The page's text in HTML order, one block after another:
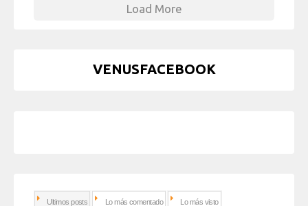
Load More
VENUSFACEBOOK
Ultimos posts Lo más comentado Lo más visto